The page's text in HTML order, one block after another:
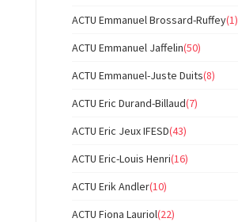
ACTU Emmanuel Brossard-Ruffey(1)
ACTU Emmanuel Jaffelin(50)
ACTU Emmanuel-Juste Duits(8)
ACTU Eric Durand-Billaud(7)
ACTU Eric Jeux IFESD(43)
ACTU Eric-Louis Henri(16)
ACTU Erik Andler(10)
ACTU Fiona Lauriol(22)